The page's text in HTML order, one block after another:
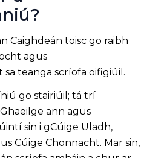
Caighdeán toisc go raibh
agus
teanga scríofa oifigiúil.
go stairiúil; tá trí
ann agus
sin i gCúige Uladh,
Cúige Chonnacht. Mar sin,